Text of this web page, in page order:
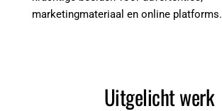
marketingmateriaal en online platforms.
Uitgelicht werk